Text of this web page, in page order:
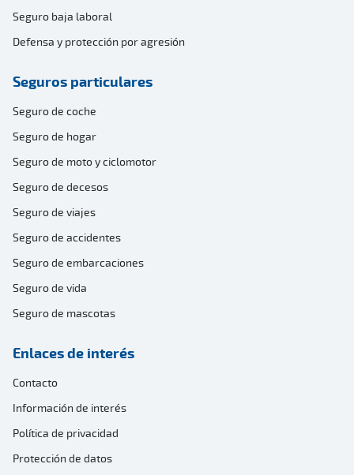
Seguro baja laboral
Defensa y protección por agresión
Seguros particulares
Seguro de coche
Seguro de hogar
Seguro de moto y ciclomotor
Seguro de decesos
Seguro de viajes
Seguro de accidentes
Seguro de embarcaciones
Seguro de vida
Seguro de mascotas
Enlaces de interés
Contacto
Información de interés
Política de privacidad
Protección de datos